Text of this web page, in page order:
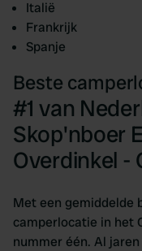
Italië
Frankrijk
Spanje
Beste
#1 van
Skop'nboer
Overdinkel -
Met een gemiddelde
camperlocatie in het
nummer één. Al